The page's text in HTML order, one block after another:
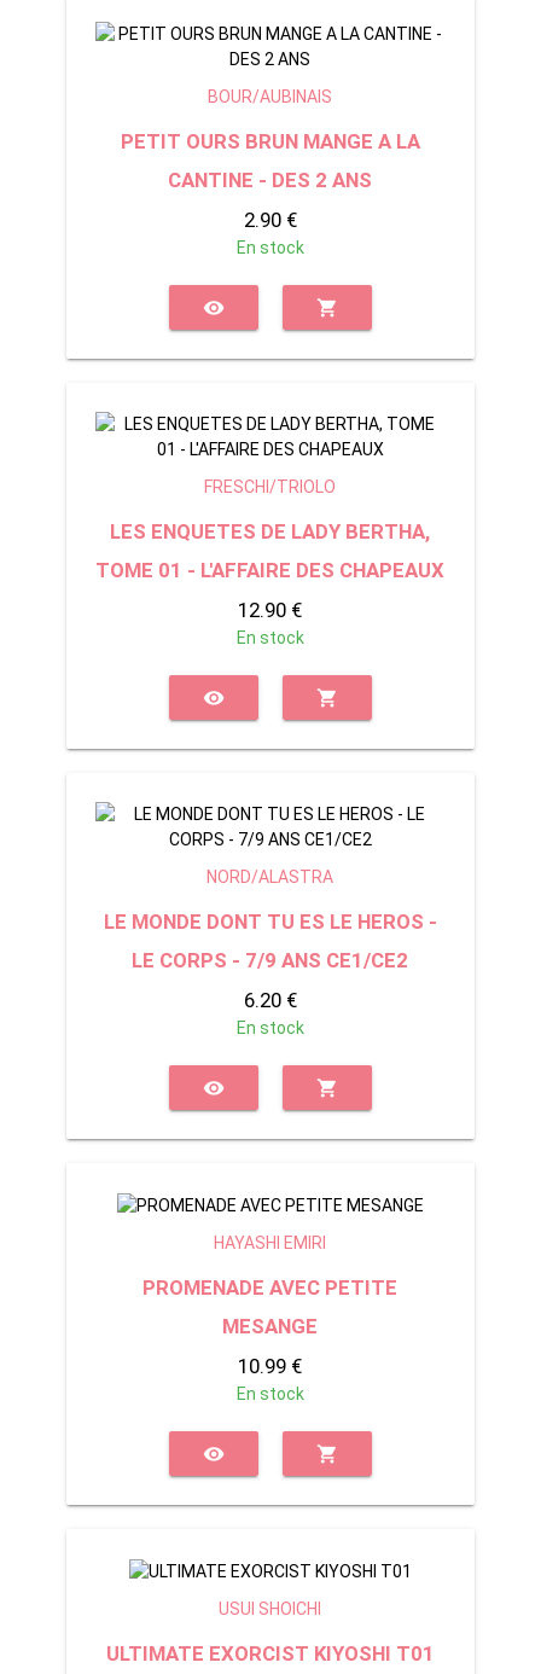
BOUR/AUBINAIS
PETIT OURS BRUN MANGE A LA
CANTINE - DES 2 ANS
2.90 €
En stock
visibility shopping_cart
FRESCHI/TRIOLO
LES ENQUETES DE LADY BERTHA,
TOME 01 - L'AFFAIRE DES CHAPEAUX
12.90 €
En stock
visibility shopping_cart
NORD/ALASTRA
LE MONDE DONT TU ES LE HEROS -
LE CORPS - 7/9 ANS CE1/CE2
6.20 €
En stock
visibility shopping_cart
HAYASHI EMIRI
PROMENADE AVEC PETITE
MESANGE
10.99 €
En stock
visibility shopping_cart
USUI SHOICHI
ULTIMATE EXORCIST KIYOSHI T01